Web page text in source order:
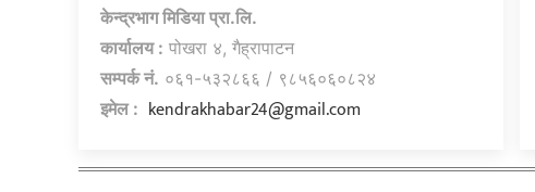
केन्द्रभाग मिडिया प्रा.लि.
कार्यालय : पोखरा ४, गैह्रापाटन
सम्पर्क नं. ०६१-५३२८६६ / ९८५६०६०८२४
इमेल : kendrakhabar24@gmail.com